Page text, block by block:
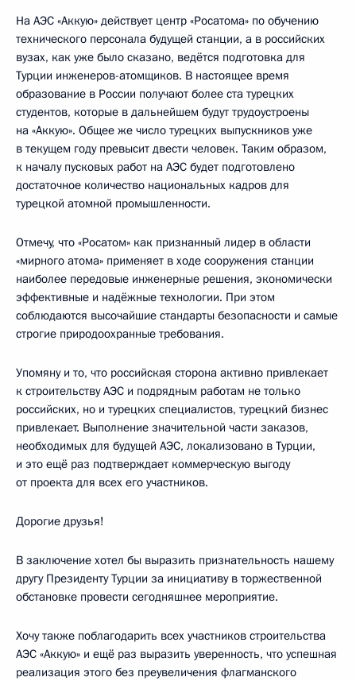
На АЭС «Аккую» действует центр «Росатома» по обучению
технического персонала будущей станции, а в российских
вузах, как уже было сказано, ведётся подготовка для
Турции инженеров-атомщиков. В настоящее время
образование в России получают более ста турецких
студентов, которые в дальнейшем будут трудоустроены
на «Аккую». Общее же число турецких выпускников уже
в текущем году превысит двести человек. Таким образом,
к началу пусковых работ на АЭС будет подготовлено
достаточное количество национальных кадров для
турецкой атомной промышленности.
Отмечу, что «Росатом» как признанный лидер в области
«мирного атома» применяет в ходе сооружения станции
наиболее передовые инженерные решения, экономически
эффективные и надёжные технологии. При этом
соблюдаются высочайшие стандарты безопасности и самые
строгие природоохранные требования.
Упомяну и то, что российская сторона активно привлекает
к строительству АЭС и подрядным работам не только
российских, но и турецких специалистов, турецкий бизнес
привлекает. Выполнение значительной части заказов,
необходимых для будущей АЭС, локализовано в Турции,
и это ещё раз подтверждает коммерческую выгоду
от проекта для всех его участников.
Дорогие друзья!
В заключение хотел бы выразить признательность нашему
другу Президенту Турции за инициативу в торжественной
обстановке провести сегодняшнее мероприятие.
Хочу также поблагодарить всех участников строительства
АЭС «Аккую» и ещё раз выразить уверенность, что успешная
реализация этого без преувеличения флагманского